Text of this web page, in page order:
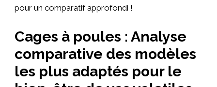
pour un comparatif approfondi !
Cages à poules : Analyse
comparative des modèles
les plus adaptés pour le